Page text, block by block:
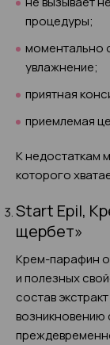
процедуры;
моментально
увлажнение;
приятная
приемлемая
К недостаткам
которого
Start Epil,
щербет»
Крем-парафин
и полезных
состав
возникновению